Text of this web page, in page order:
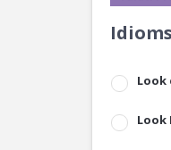
Look
Look